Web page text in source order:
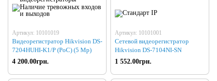
Артикул: 10101019
Видеорегистратор Hikvision DS-
7204HUHI-K1/P (PoC) (5 Mp)
4 200.00грн.
Артикул: 10101001
Сетевой видеорегистратор
Hikvision DS-7104NI-SN
1 552.00грн.